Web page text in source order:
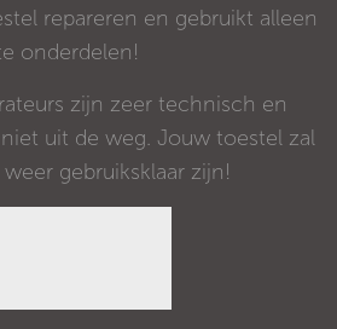
repareren en gebruikt alleen
onderdelen!
zijn zeer technisch en
uit de weg. Jouw toestel zal
gebruiksklaar zijn!